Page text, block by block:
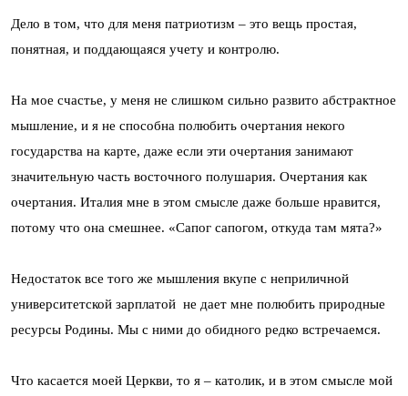
Дело в том, что для меня патриотизм – это вещь простая,
понятная, и поддающаяся учету и контролю.
На мое счастье, у меня не слишком сильно развито абстрактное
мышление, и я не способна полюбить очертания некого
государства на карте, даже если эти очертания занимают
значительную часть восточного полушария. Очертания как
очертания. Италия мне в этом смысле даже больше нравится,
потому что она смешнее. «Сапог сапогом, откуда там мята?»
Недостаток все того же мышления вкупе с неприличной
университетской зарплатой не дает мне полюбить природные
ресурсы Родины. Мы с ними до обидного редко встречаемся.
Что касается моей Церкви, то я – католик, и в этом смысле мой